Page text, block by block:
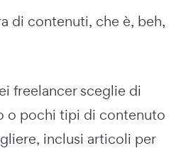
di contenuti, che è, beh,
freelancer sceglie di
o pochi tipi di contenuto
inclusi articoli per